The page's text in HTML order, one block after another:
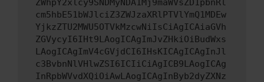
ZWhpY2xlcy9SNDMyNDA1Mj9maWVsZD1pbnRl
cm5hbE51bWJlciZ3ZWJzaXRlPTVlYmQ1MDEw
YjkzZTU2MWU5OTVkMzcwNiIsCiAgICAiaGVh
ZGVycyI6IHt9LAogICAgImJvZHkiOiBudWxs
LAogICAgImV4cGVjdCI6IHsKICAgICAgInJl
c3BvbnNlVHlwZSI6ICIiCiAgICB9LAogICAg
InRpbWVvdXQiOiAwLAogICAgInByb2dyZXNz